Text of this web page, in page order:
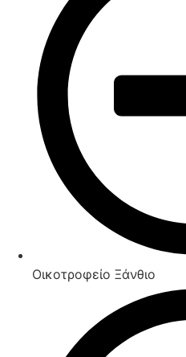
Οικοτροφείο Ξάνθιο